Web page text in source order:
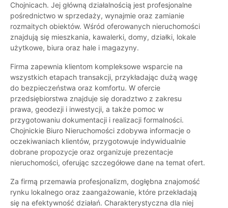
Chojnicach. Jej główną działalnością jest profesjonalne
pośrednictwo w sprzedaży, wynajmie oraz zamianie
rozmaitych obiektów. Wśród oferowanych nieruchomości
znajdują się mieszkania, kawalerki, domy, działki, lokale
użytkowe, biura oraz hale i magazyny.
Firma zapewnia klientom kompleksowe wsparcie na
wszystkich etapach transakcji, przykładając dużą wagę
do bezpieczeństwa oraz komfortu. W ofercie
przedsiębiorstwa znajduje się doradztwo z zakresu
prawa, geodezji i inwestycji, a także pomoc w
przygotowaniu dokumentacji i realizacji formalności.
Chojnickie Biuro Nieruchomości zdobywa informacje o
oczekiwaniach klientów, przygotowuje indywidualnie
dobrane propozycje oraz organizuje prezentacje
nieruchomości, oferując szczegółowe dane na temat ofert.
Za firmą przemawia profesjonalizm, dogłębna znajomość
rynku lokalnego oraz zaangażowanie, które przekładają
się na efektywność działań. Charakterystyczna dla niej